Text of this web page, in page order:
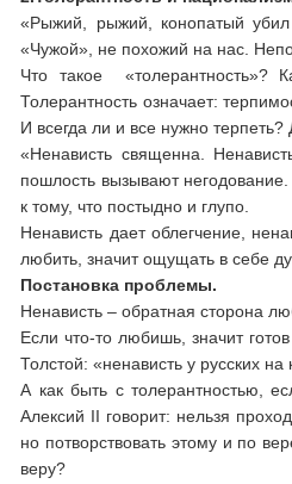
«Рыжий, рыжий, конопатый
«Чужой», не похожий на нас.
Что такое «толерантность»?
Толерантность означает:
И всегда ли и все нужно терпеть?
«Ненависть священна.
пошлость вызывают
к тому, что постыдно и глупо.
Ненависть дает облегчение,
любить, значит ощущать в себе
Постановка проблемы.
Ненависть – обратная сторона
Если что-то любишь, значит
Толстой: «ненависть у русских
А как быть с толерантностью,
Алексий II говорит: нельзя
но потворствовать этому и по
веру?